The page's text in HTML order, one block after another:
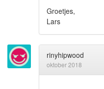
Groetjes,
Lars
rinyhipwood
oktober 2018